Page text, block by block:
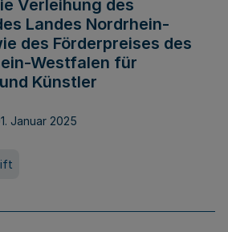
Verleihung des
Landes Nordrhein-
des Förderpreises des
Westfalen für
Künstler
Januar 2025